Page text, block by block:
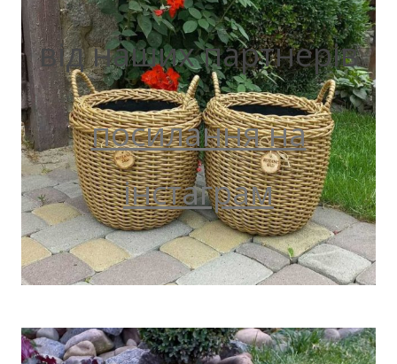
від наших партнерів
посилання на
інстаграм